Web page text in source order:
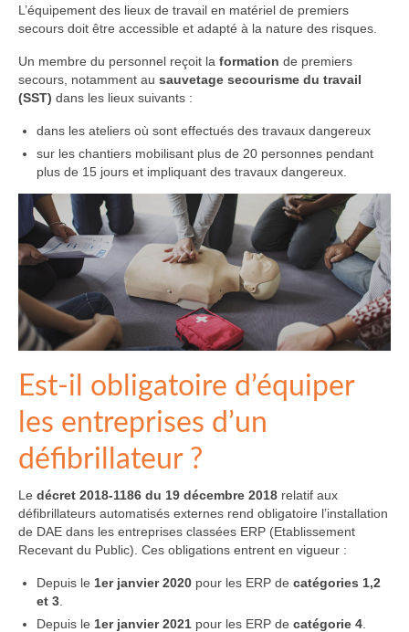
L’équipement des lieux de travail en matériel de premiers
secours doit être accessible et adapté à la nature des risques.
Un membre du personnel reçoit la formation de premiers
secours, notamment au sauvetage secourisme du travail
(SST) dans les lieux suivants :
dans les ateliers où sont effectués des travaux dangereux
sur les chantiers mobilisant plus de 20 personnes pendant
plus de 15 jours et impliquant des travaux dangereux.
Est-il obligatoire d’équiper
les entreprises d’un
défibrillateur ?
Le décret 2018-1186 du 19 décembre 2018 relatif aux
défibrillateurs automatisés externes rend obligatoire l’installation
de DAE dans les entreprises classées ERP (Etablissement
Recevant du Public). Ces obligations entrent en vigueur :
Depuis le 1er janvier 2020 pour les ERP de catégories 1,2
et 3
Depuis le 1er janvier 2021 pour les ERP de catégorie 4